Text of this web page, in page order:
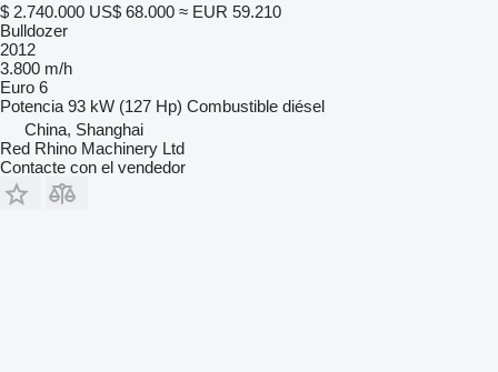
$ 2.740.000 US$ 68.000 ≈ EUR 59.210
Bulldozer
2012
3.800 m/h
Euro 6
Potencia 93 kW (127 Hp) Combustible diésel
China, Shanghai
Red Rhino Machinery Ltd
Contacte con el vendedor